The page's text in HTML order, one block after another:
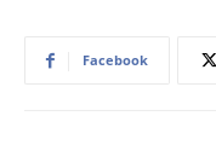
Facebook